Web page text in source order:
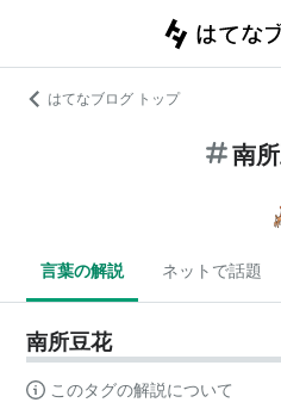
はてなブログ トップ
南
言葉の解説 ネットで話題
南所豆花
このタグの解説について